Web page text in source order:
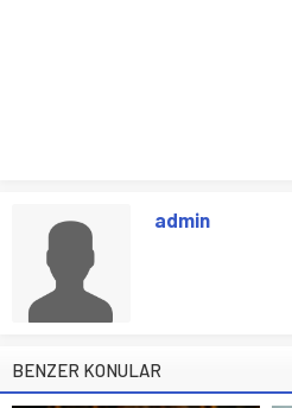
admin
BENZER KONULAR